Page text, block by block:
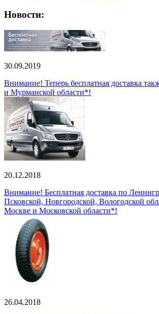
Новости:
30.09.2019
Внимание! Теперь бесплатная доставка
и Мурманской области*!
20.12.2018
Внимание! Бесплатная доставка по
Псковской, Новгородской, Вологодской
Москве и Московской области*!
26.04.2018